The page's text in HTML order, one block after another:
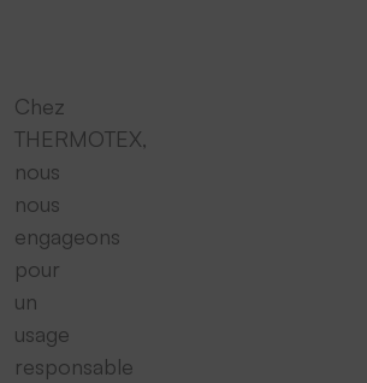
Chez
THERMOTEX,
nous
nous
engageons
pour
un
usage
responsable